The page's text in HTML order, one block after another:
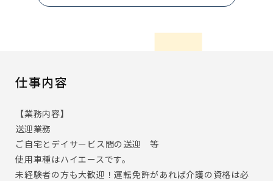
仕事内容
【業務内容】
送迎業務
ご自宅とデイサービス間の送迎 等
使用車種はハイエースです。
未経験者の方も大歓迎！運転免許があれば介護の資格は必